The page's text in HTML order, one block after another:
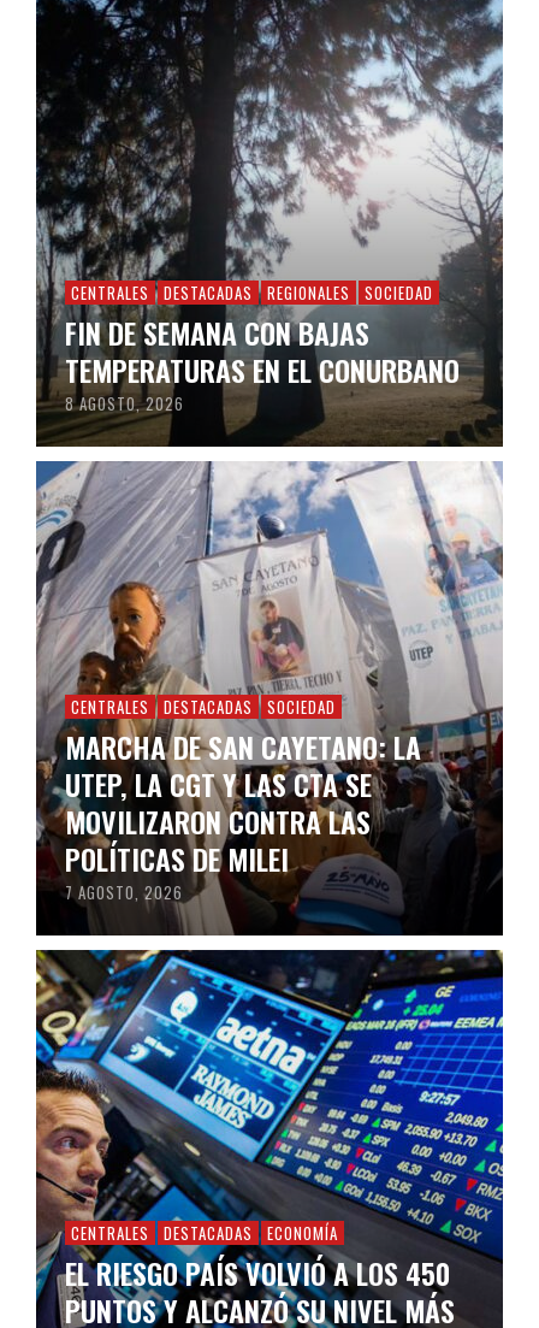
CENTRALES DESTACADAS REGIONALES SOCIEDAD
FIN DE SEMANA CON BAJAS
TEMPERATURAS EN EL CONURBANO
8 AGOSTO, 2026
CENTRALES DESTACADAS SOCIEDAD
MARCHA DE SAN CAYETANO: LA
UTEP, LA CGT Y LAS CTA SE
MOVILIZARON CONTRA LAS
POLÍTICAS DE MILEI
7 AGOSTO, 2026
CENTRALES DESTACADAS ECONOMÍA
EL RIESGO PAÍS VOLVIÓ A LOS 450
PUNTOS Y ALCANZÓ SU NIVEL MÁS